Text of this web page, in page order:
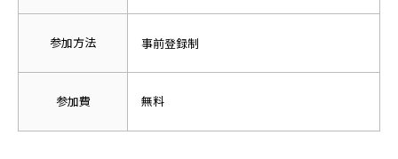
参加方法 事前登録制
参加費 無料